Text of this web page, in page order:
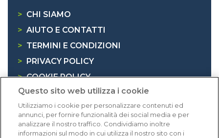
> CHI SIAMO
> AIUTO E CONTATTI
> TERMINI E CONDIZIONI
>
PRIVACY POLICY
> COOKIE POLICY
> INFORMATIVA RAEE
Dicono di noi
Questo sito web utilizza i cookie
Utilizziamo i cookie per personalizzare contenuti ed
annunci, per fornire funzionalità dei social media e per
analizzare il nostro traffico. Condividiamo inoltre
informazioni sul modo in cui utilizza il nostro sito con i